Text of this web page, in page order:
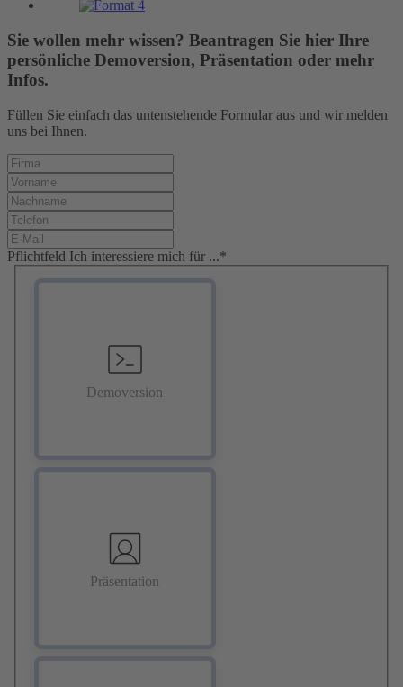
Sie wollen mehr wissen? Beantragen Sie hier Ihre
persönliche Demoversion, Präsentation oder mehr
Infos.
Füllen Sie einfach das untenstehende Formular aus und wir melden
uns bei Ihnen.
Pflichtfeld Ich interessiere mich für ...*
Demoversion
Präsentation